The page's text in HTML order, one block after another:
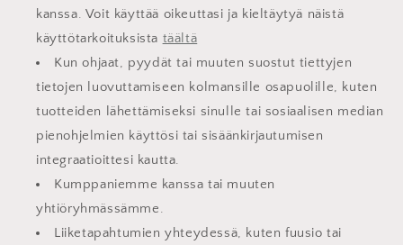
kanssa. Voit käyttää oikeuttasi ja kieltäytyä näistä
käyttötarkoituksista täältä
Kun ohjaat, pyydät tai muuten suostut tiettyjen
tietojen luovuttamiseen kolmansille osapuolille, kuten
tuotteiden lähettämiseksi sinulle tai sosiaalisen median
pienohjelmien käyttösi tai sisäänkirjautumisen
integraatioittesi kautta.
Kumppaniemme kanssa tai muuten
yhtiöryhmässämme.
Liiketapahtumien yhteydessä, kuten fuusio tai